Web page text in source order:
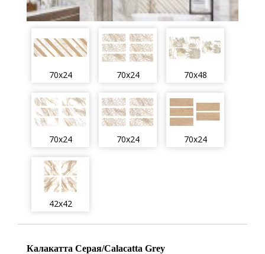
70x24 70x24 70x48
70x24 70x24 70x24
42x42
Калакатта Серая/Calacatta Grey